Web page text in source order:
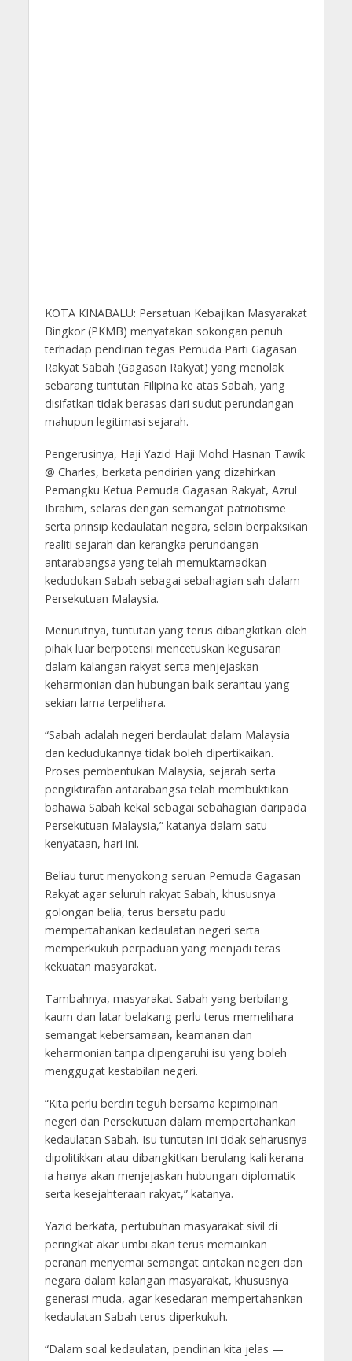
KOTA KINABALU: Persatuan Kebajikan Masyarakat
Bingkor (PKMB) menyatakan sokongan penuh
terhadap pendirian tegas Pemuda Parti Gagasan
Rakyat Sabah (Gagasan Rakyat) yang menolak
sebarang tuntutan Filipina ke atas Sabah, yang
disifatkan tidak berasas dari sudut perundangan
mahupun legitimasi sejarah.
Pengerusinya, Haji Yazid Haji Mohd Hasnan Tawik
@ Charles, berkata pendirian yang dizahirkan
Pemangku Ketua Pemuda Gagasan Rakyat, Azrul
Ibrahim, selaras dengan semangat patriotisme
serta prinsip kedaulatan negara, selain berpaksikan
realiti sejarah dan kerangka perundangan
antarabangsa yang telah memuktamadkan
kedudukan Sabah sebagai sebahagian sah dalam
Persekutuan Malaysia.
Menurutnya, tuntutan yang terus dibangkitkan oleh
pihak luar berpotensi mencetuskan kegusaran
dalam kalangan rakyat serta menjejaskan
keharmonian dan hubungan baik serantau yang
sekian lama terpelihara.
“Sabah adalah negeri berdaulat dalam Malaysia
dan kedudukannya tidak boleh dipertikaikan.
Proses pembentukan Malaysia, sejarah serta
pengiktirafan antarabangsa telah membuktikan
bahawa Sabah kekal sebagai sebahagian daripada
Persekutuan Malaysia,” katanya dalam satu
kenyataan, hari ini.
Beliau turut menyokong seruan Pemuda Gagasan
Rakyat agar seluruh rakyat Sabah, khususnya
golongan belia, terus bersatu padu
mempertahankan kedaulatan negeri serta
memperkukuh perpaduan yang menjadi teras
kekuatan masyarakat.
Tambahnya, masyarakat Sabah yang berbilang
kaum dan latar belakang perlu terus memelihara
semangat kebersamaan, keamanan dan
keharmonian tanpa dipengaruhi isu yang boleh
menggugat kestabilan negeri.
“Kita perlu berdiri teguh bersama kepimpinan
negeri dan Persekutuan dalam mempertahankan
kedaulatan Sabah. Isu tuntutan ini tidak seharusnya
dipolitikkan atau dibangkitkan berulang kali kerana
ia hanya akan menjejaskan hubungan diplomatik
serta kesejahteraan rakyat,” katanya.
Yazid berkata, pertubuhan masyarakat sivil di
peringkat akar umbi akan terus memainkan
peranan menyemai semangat cintakan negeri dan
negara dalam kalangan masyarakat, khususnya
generasi muda, agar kesedaran mempertahankan
kedaulatan Sabah terus diperkukuh.
“Dalam soal kedaulatan, pendirian kita jelas —